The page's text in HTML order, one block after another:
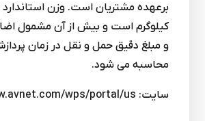
کیلوگرم است و بیش از آن مشمول
و مبلغ دقیق حمل و نقل در زمان
محاسبه می شود.
سایت: https://www.avnet.com/wps/portal/us/